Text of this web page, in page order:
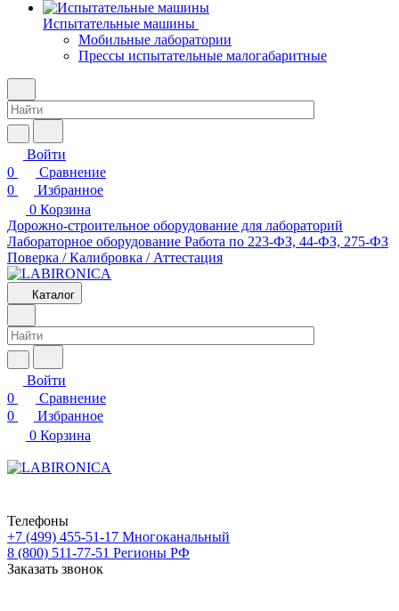
Испытательные машины
Мобильные лаборатории
Прессы испытательные малогабаритные
Войти
0
Сравнение
0
Избранное
0 Корзина
Дорожно-строительное оборудование для лабораторий
Лабораторное оборудование Работа по 223-ФЗ, 44-ФЗ, 275-ФЗ
Поверка / Калибровка / Аттестация
Каталог
Войти
0
Сравнение
0
Избранное
0 Корзина
Телефоны
+7 (499) 455-51-17 Многоканальный
8 (800) 511-77-51 Регионы РФ
Заказать звонок